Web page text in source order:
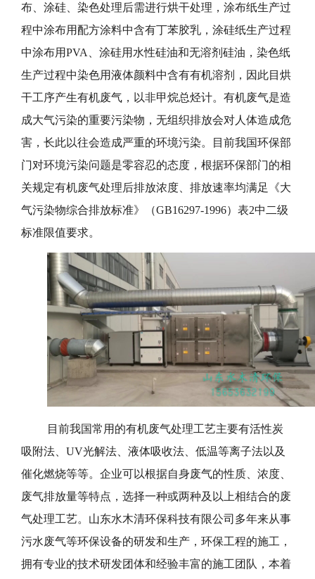
布、涂硅、染色处理后需进行烘干处理，涂布纸生产过
程中涂布用配方涂料中含有丁苯胶乳，涂硅纸生产过程
中涂布用PVA、涂硅用水性硅油和无溶剂硅油，染色纸
生产过程中染色用液体颜料中含有有机溶剂，因此目烘
干工序产生有机废气，以非甲烷总烃计。有机废气是造
成大气污染的重要污染物，无组织排放会对人体造成危
害，长此以往会造成严重的环境污染。目前我国环保部
门对环境污染问题是零容忍的态度，根据环保部门的相
关规定有机废气处理后排放浓度、排放速率均满足《大
气污染物综合排放标准》（GB16297-1996）表2中二级
标准限值要求。
目前我国常用的有机废气处理工艺主要有活性炭
吸附法、UV光解法、液体吸收法、低温等离子法以及
催化燃烧等等。企业可以根据自身废气的性质、浓度、
废气排放量等特点，选择一种或两种及以上相结合的废
气处理工艺。山东水木清环保科技有限公司多年来从事
污水废气等环保设备的研发和生产，环保工程的施工，
拥有专业的技术研发团体和经验丰富的施工团队，本着